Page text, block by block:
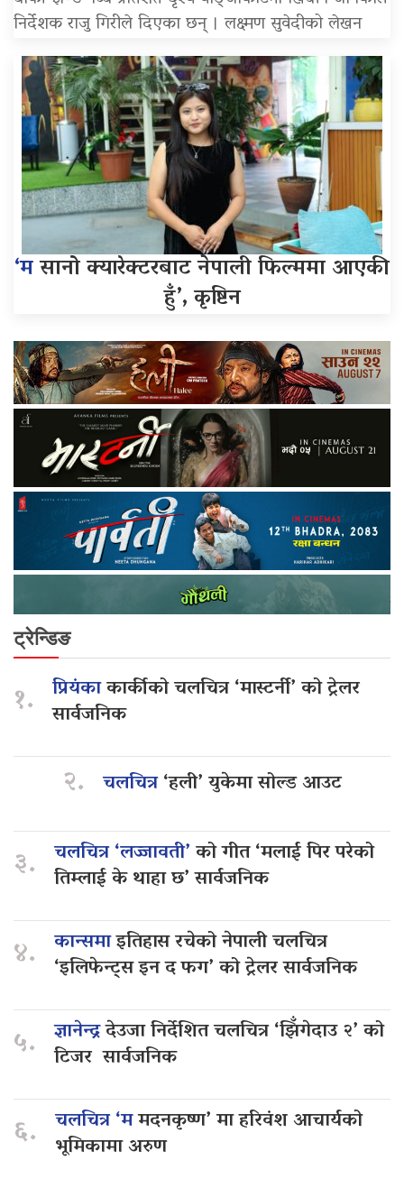
निर्देशक राजु गिरीले दिएका छन् । लक्ष्मण सुवेदीको लेखन
‘मसानो क्यारेक्टरबाट नेपाली फिल्ममा आएकी
हुँ’, कृष्टिन
ट्रेन्डिङ
१. प्रियंकाकार्कीको चलचित्र ‘मास्टर्नी’ को ट्रेलर
सार्वजनिक
२. चलचित्र‘हली’ युकेमा सोल्ड आउट
३. चलचित्र ‘लज्जावती’को गीत ‘मलाई पिर परेको
तिम्लाई के थाहा छ’ सार्वजनिक
४. कान्समाइतिहास रचेको नेपाली चलचित्र
‘इलिफेन्ट्स इन द फग’ को ट्रेलर सार्वजनिक
५. ज्ञानेन्द्रदेउजा निर्देशित चलचित्र ‘झिँगेदाउ २’ को
टिजर सार्वजनिक
६. चलचित्र ‘ममदनकृष्ण’ मा हरिवंश आचार्यको
भूमिकामा अरुण